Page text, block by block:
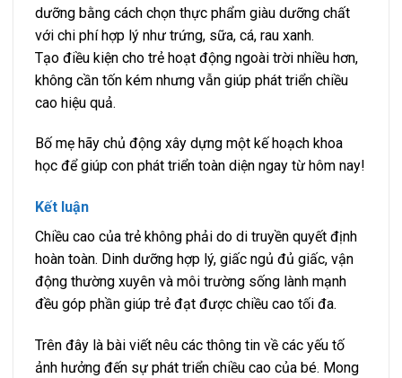
dưỡng bằng cách chọn thực phẩm giàu dưỡng chất
với chi phí hợp lý như trứng, sữa, cá, rau xanh.
Tạo điều kiện cho trẻ hoạt động ngoài trời nhiều hơn,
không cần tốn kém nhưng vẫn giúp phát triển chiều
cao hiệu quả.
Bố mẹ hãy chủ động xây dựng một kế hoạch khoa
học để giúp con phát triển toàn diện ngay từ hôm nay!
Kết luận
Chiều cao của trẻ không phải do di truyền quyết định
hoàn toàn. Dinh dưỡng hợp lý, giấc ngủ đủ giấc, vận
động thường xuyên và môi trường sống lành mạnh
đều góp phần giúp trẻ đạt được chiều cao tối đa.
Trên đây là bài viết nêu các thông tin về các yếu tố
ảnh hưởng đến sự phát triển chiều cao của bé. Mong